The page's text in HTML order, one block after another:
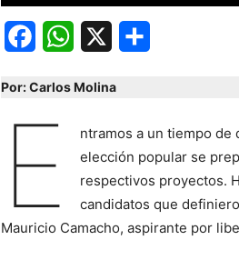
FacebookWhatsApp
Por: Carlos Molina
E
ntramos a un tiempo
elección popular se
respectivos proyectos.
candidatos que
Mauricio Camacho, aspirante por